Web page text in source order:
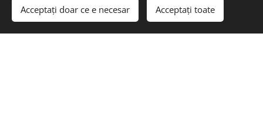
Acceptați doar ce e necesar Acceptați toate